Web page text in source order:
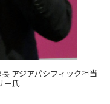
アジアパシフィック担当
ー氏